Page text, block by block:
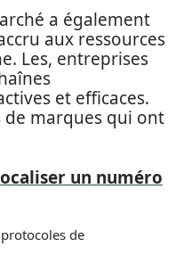
a également
aux ressources
Les, entreprises
et efficaces.
de marques qui ont
un numéro
de